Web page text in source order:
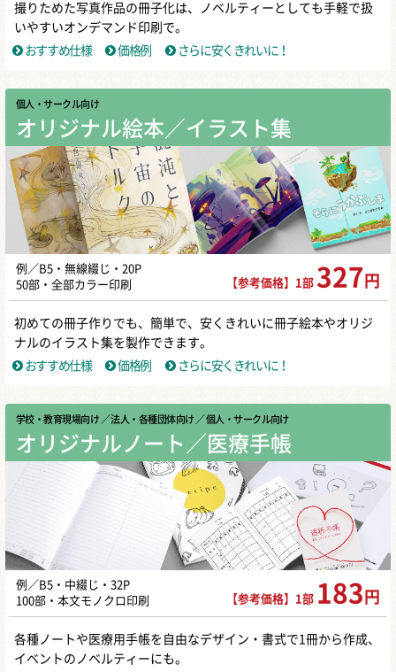
撮りためた写真作品の冊子化は、ノベルティーとしても手軽で扱
いやすいオンデマンド印刷で。
おすすめ仕様
価格例 さらに安くきれいに！
個人・サークル向け
オリジナル絵本／イラスト集
例／B5・無線綴じ・20P
50部・全部カラー印刷
【参考価格】1部 327 円
初めての冊子作りでも、簡単で、安くきれいに冊子絵本やオリジ
ナルのイラスト集を製作できます。
おすすめ仕様
価格例 さらに安くきれいに！
学校・教育現場向け ／ 法人・各種団体向け ／ 個人・サークル向け
オリジナルノート／医療手帳
例／B5・中綴じ・32P
100部・本文モノクロ印刷
【参考価格】1部 183 円
各種ノートや医療用手帳を自由なデザイン・書式で1冊から作成、
イベントのノベルティーにも。